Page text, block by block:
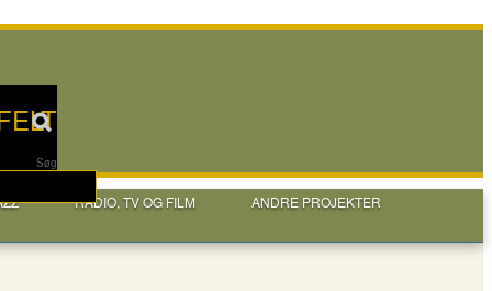
Søg
RADIO, TV OG FILM
ANDRE PROJEKTER